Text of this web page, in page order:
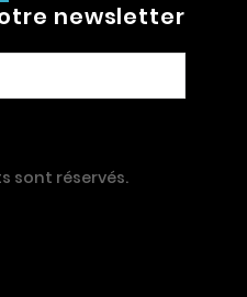
newsletter
sont réservés.